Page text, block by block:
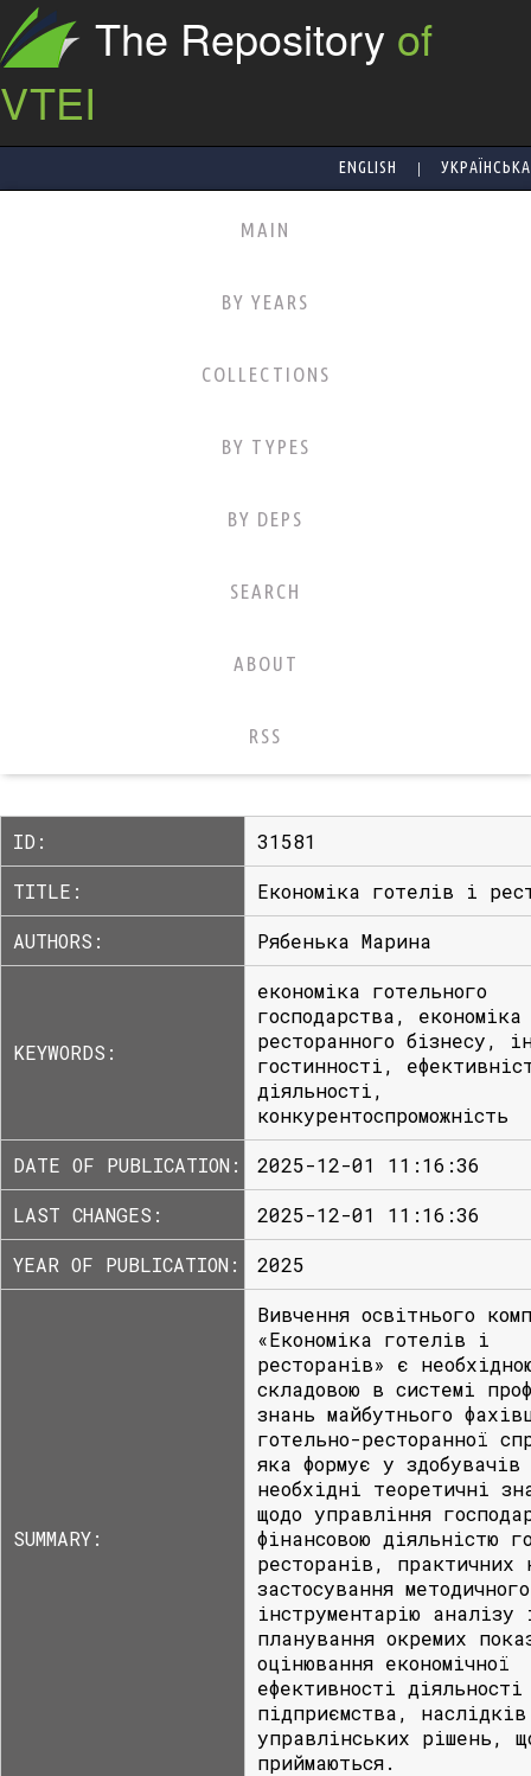
The Repository of
VTEI
ENGLISH | УКРАЇНСЬКА
MAIN
BY YEARS
COLLECTIONS
BY TYPES
BY DEPS
SEARCH
ABOUT
RSS
ID:
31581
TITLE:
Економіка готелів і
AUTHORS:
Рябенька Марина
KEYWORDS:
економіка готельного
господарства, економіка
ресторанного бізнесу,
гостинності,
діяльності,
конкурентоспроможність
DATE OF PUBLICATION:
2025-12-01 11:16:36
LAST CHANGES:
2025-12-01 11:16:36
YEAR OF PUBLICATION:
2025
SUMMARY:
Вивчення освітнього
«Економіка готелів і
ресторанів» є
складовою в системі
знань майбутнього
готельно-ресторанної
яка формує у здобувачів
необхідні теоретичні
щодо управління
фінансовою діяльністю
ресторанів, практичних
застосування методичного
інструментарію аналізу
планування окремих
оцінювання економічної
ефективності діяльності
підприємства, наслідків
управлінських рішень,
приймаються.